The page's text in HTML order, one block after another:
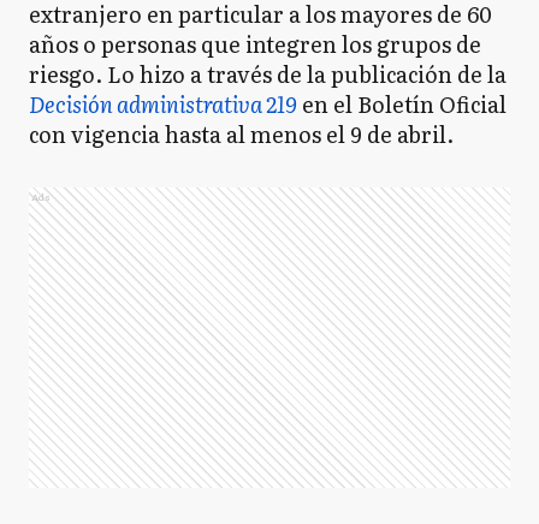
extranjero en particular a los mayores de 60
años o personas que integren los grupos de
riesgo. Lo hizo a través de la publicación de la
Decisión administrativa 219 en el Boletín Oficial
con vigencia hasta al menos el 9 de abril.
Ads